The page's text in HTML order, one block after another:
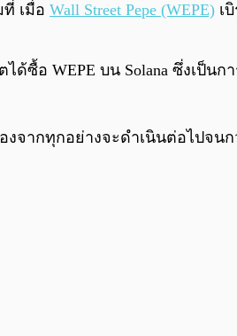
ที่ เมื่อ Wall Street Pepe (WEPE) เ
อ WEPE บน Solana ซึ่งเป็นก
ากทุกอย่างจะดำเนินต่อไปจนกว่